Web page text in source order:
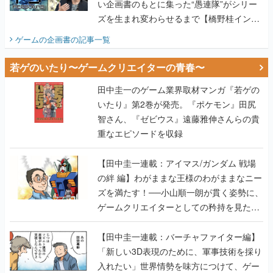
い企画書のもとに集った“愚連隊”がシリー
ズを生まれ変わらせるまで【橋野桂インタ
ゲームの企画書の記事一覧
若ゲのいたり〜ゲームクリエイターの青春〜
田中圭一のゲーム業界取材マンガ『若ゲの
いたり』第2巻が発売。『ポケモン』田尻
智さん、『ゼビウス』遠藤雅伸さんらの貴
重なエピソードを収録
【田中圭一連載：アイマス/ガンダム 戦場
の絆 編】わがままな王様のわがままなニー
ズを満たす！──小山順一朗が貫く姿勢に、
ゲームクリエイターとしての矜持を見た
【若ゲのいたり最終回】
【田中圭一連載：バーチャファイター編】
「新しい3D表現のために、軍事技術を採り
入れたい」世界情勢を味方につけて、ゲー